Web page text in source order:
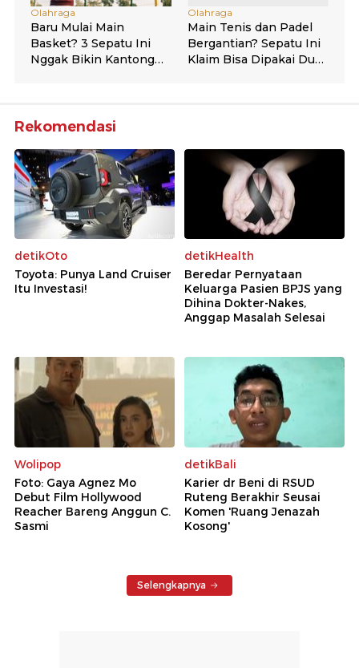
Rekomendasi
detikOto
Toyota: Punya Land Cruiser
Itu Investasi!
detikHealth
Beredar Pernyataan
Keluarga Pasien BPJS yang
Dihina Dokter-Nakes,
Anggap Masalah Selesai
Wolipop
Foto: Gaya Agnez Mo
Debut Film Hollywood
Reacher Bareng Anggun C.
Sasmi
detikBali
Karier dr Beni di RSUD
Ruteng Berakhir Seusai
Komen 'Ruang Jenazah
Kosong'
Selengkapnya